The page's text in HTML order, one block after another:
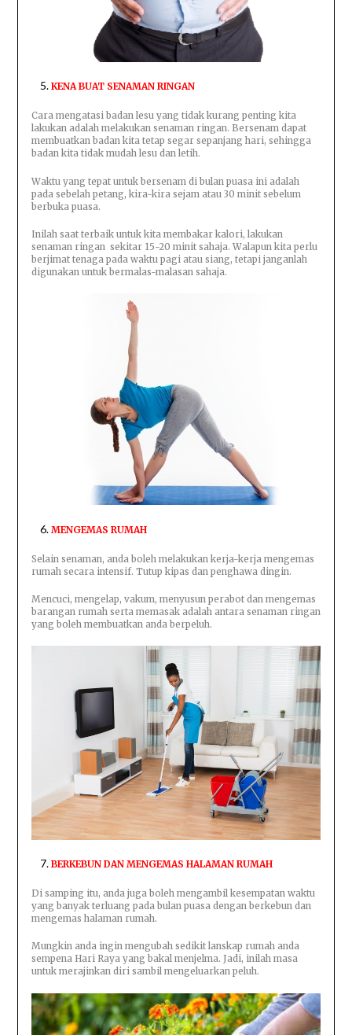
KENA BUAT SENAMAN RINGAN
Cara mengatasi badan lesu yang tidak kurang penting kita
lakukan adalah melakukan senaman ringan. Bersenam dapat
membuatkan badan kita tetap segar sepanjang hari, sehingga
badan kita tidak mudah lesu dan letih.
Waktu yang tepat untuk bersenam di bulan puasa ini adalah
pada sebelah petang, kira-kira sejam atau 30 minit sebelum
berbuka puasa.
Inilah saat terbaik untuk kita membakar kalori, lakukan
senaman ringan sekitar 15-20 minit sahaja. Walapun kita perlu
berjimat tenaga pada waktu pagi atau siang, tetapi janganlah
digunakan untuk bermalas-malasan sahaja.
MENGEMAS RUMAH
Selain senaman, anda boleh melakukan kerja-kerja mengemas
rumah secara intensif. Tutup kipas dan penghawa dingin.
Mencuci, mengelap, vakum, menyusun perabot dan mengemas
barangan rumah serta memasak adalah antara senaman ringan
yang boleh membuatkan anda berpeluh.
BERKEBUN DAN MENGEMAS HALAMAN RUMAH
Di samping itu, anda juga boleh mengambil kesempatan waktu
yang banyak terluang pada bulan puasa dengan berkebun dan
mengemas halaman rumah.
Mungkin anda ingin mengubah sedikit lanskap rumah anda
sempena Hari Raya yang bakal menjelma. Jadi, inilah masa
untuk merajinkan diri sambil mengeluarkan peluh.